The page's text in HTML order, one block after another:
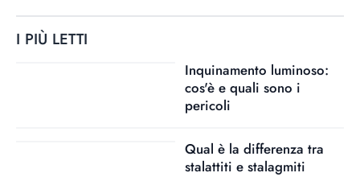
I PIÙ LETTI
Inquinamento luminoso:
cos'è e quali sono i
pericoli
Qual è la differenza tra
stalattiti e stalagmiti